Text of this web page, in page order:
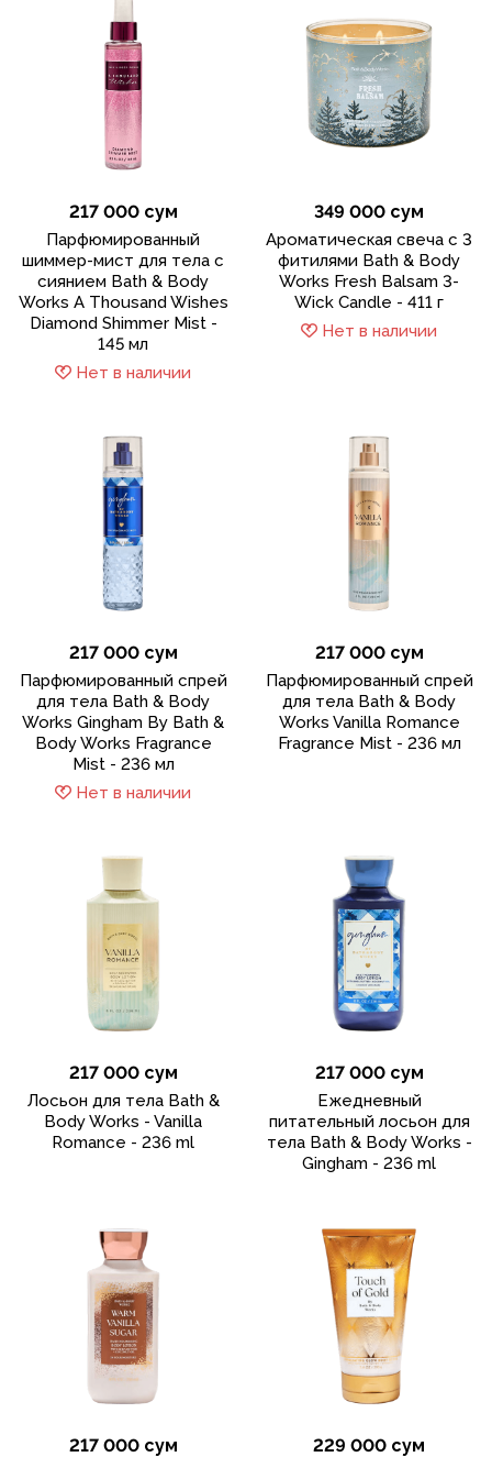
217 000 сум
Парфюмированный
шиммер-мист для тела с
сиянием Bath & Body
Works A Thousand Wishes
Diamond Shimmer Mist -
145 мл
Нет в наличии
349 000 сум
Ароматическая свеча с 3
фитилями Bath & Body
Works Fresh Balsam 3-
Wick Candle - 411 г
Нет в наличии
217 000 сум
Парфюмированный спрей
для тела Bath & Body
Works Gingham By Bath &
Body Works Fragrance
Mist - 236 мл
Нет в наличии
217 000 сум
Парфюмированный спрей
для тела Bath & Body
Works Vanilla Romance
Fragrance Mist - 236 мл
217 000 сум
Лосьон для тела Bath &
Body Works - Vanilla
Romance - 236 ml
217 000 сум
Ежедневный
питательный лосьон для
тела Bath & Body Works -
Gingham - 236 ml
217 000 сум 229 000 сум